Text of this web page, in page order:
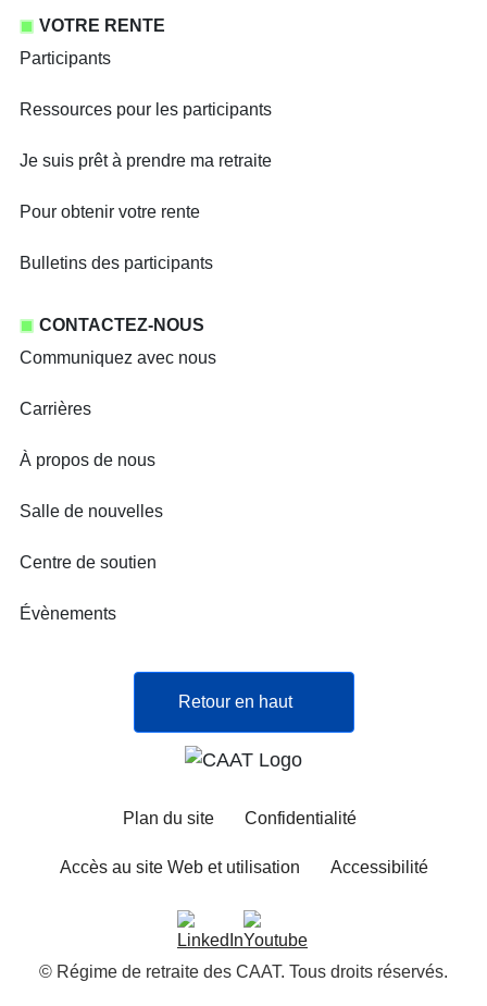
VOTRE RENTE
Participants
Ressources pour les participants
Je suis prêt à prendre ma retraite
Pour obtenir votre rente
Bulletins des participants
CONTACTEZ-NOUS
Communiquez avec nous
Carrières
À propos de nous
Salle de nouvelles
Centre de soutien
Évènements
Retour en haut
Plan du site Confidentialité
Accès au site Web et utilisation Accessibilité
© Régime de retraite des CAAT. Tous droits réservés.